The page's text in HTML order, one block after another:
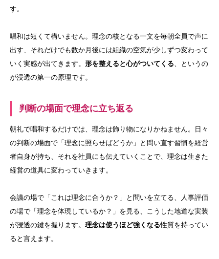
す。
唱和は短くて構いません。理念の核となる一文を毎朝全員で声に
出す、それだけでも数か月後には組織の空気が少しずつ変わって
いく実感が出てきます。 形を整えると心がついてくる、というの
が浸透の第一の原理です。
判断の場面で理念に立ち返る
朝礼で唱和するだけでは、理念は飾り物になりかねません。日々
の判断の場面で「理念に照らせばどうか」と問い直す習慣を経営
者自身が持ち、それを社員にも伝えていくことで、理念は生きた
経営の道具に変わっていきます。
会議の場で「これは理念に合うか？」と問いを立てる、人事評価
の場で「理念を体現しているか？」を見る、こうした地道な実装
が浸透の鍵を握ります。 理念は使うほど強くなる性質を持ってい
ると言えます。